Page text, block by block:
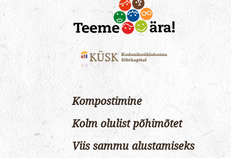
Kompostimine
Kolm olulist põhimõtet
Viis sammu alustamiseks